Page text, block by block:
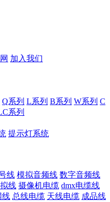
加入我们
Q系列 L系列 B系列 W系列 C
系列
提示灯系统
线 模拟音频线 数字音频线
线 摄像机电缆 dmx电缆线
线 总线电缆 天线电缆 成品线